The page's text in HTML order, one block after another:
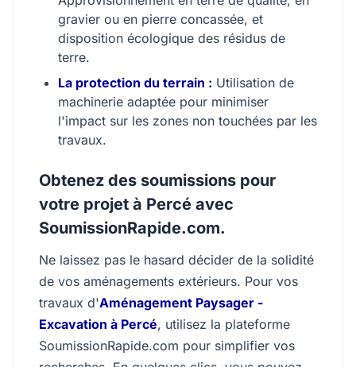
gravier ou en pierre concassée, et
disposition écologique des résidus de
terre.
La protection du terrain : Utilisation de
machinerie adaptée pour minimiser
l'impact sur les zones non touchées par les
travaux.
Obtenez des soumissions pour
votre projet à Percé avec
SoumissionRapide.com.
Ne laissez pas le hasard décider de la solidité
de vos aménagements extérieurs. Pour vos
travaux d'Aménagement Paysager -
Excavation à Percé, utilisez la plateforme
SoumissionRapide.com pour simplifier vos